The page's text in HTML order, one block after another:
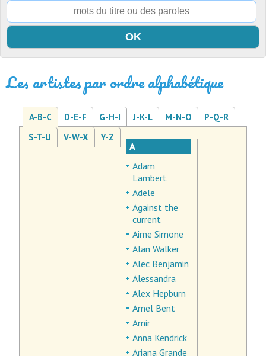
Les artistes par ordre alphabétique
A-B-C D-E-F G-H-I J-K-L M-N-O
P-Q-R
S-T-U
V-W-X Y-Z
A
Adam
Lambert
Adele
Against the
current
Aime Simone
Alan Walker
Alec Benjamin
Alessandra
Alex Hepburn
Amel Bent
Amir
Anna Kendrick
Ariana Grande